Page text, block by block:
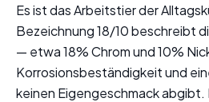
Es ist das Arbeitstier der
Bezeichnung 18/10 beschreibt
— etwa 18% Chrom und 10%
Korrosionsbeständigkeit und
keinen Eigengeschmack